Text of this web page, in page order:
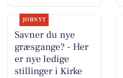
JOBNYT
Savner du nye
græsgange? - Her
er nye ledige
stillinger i Kirke